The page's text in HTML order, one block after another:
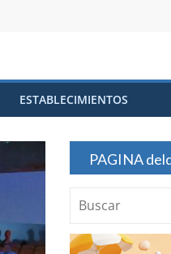
ESTABLECIMIENTOS
PAGINA